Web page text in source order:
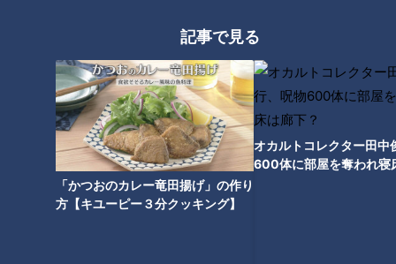
記事で見る
「かつおのカレー竜田揚げ」の作り
方【キユーピー３分クッキング】
オカルトコレクター田中
600体に部屋を奪われ寝
中京大生に愛される激安居酒屋
も
タグ
グルメ
番組紹介
太田×石井のデララバ